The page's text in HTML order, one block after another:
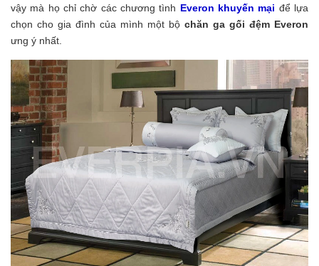
vậy mà họ chỉ chờ các chương tình Everon khuyến mại để lựa
chọn cho gia đình của mình một bộ chăn ga gối đệm Everon
ưng ý nhất.